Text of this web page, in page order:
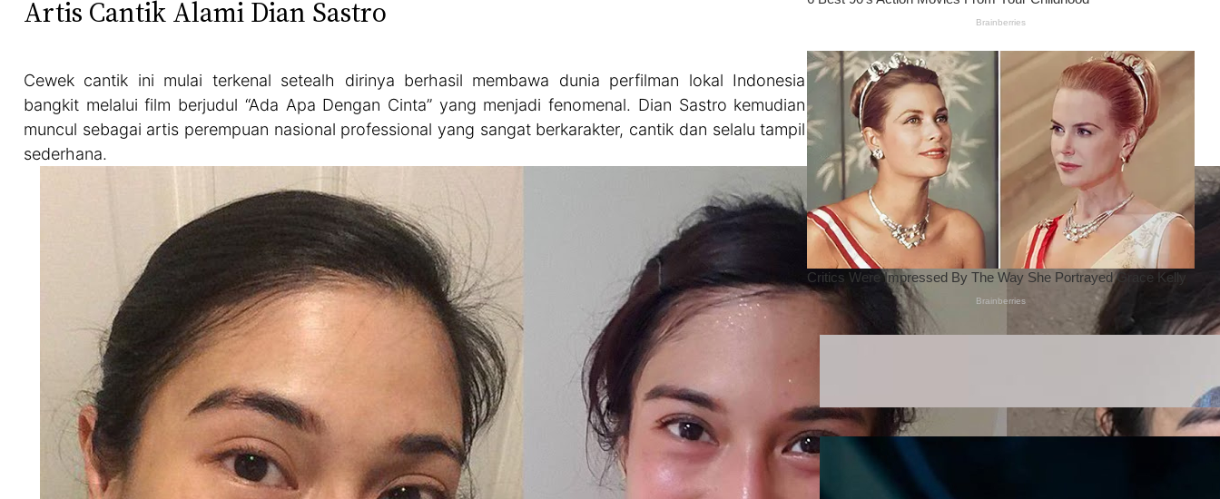
Artis Cantik Alami Dian Sastro
Cewek cantik ini mulai terkenal setealh dirinya berhasil membawa dunia perfilman lokal Indonesia
bangkit melalui film berjudul “Ada Apa Dengan Cinta” yang menjadi fenomenal. Dian Sastro kemudian
muncul sebagai artis perempuan nasional professional yang sangat berkarakter, cantik dan selalu tampil
sederhana.
Wanita Pamer Pakaian
Kepribadian